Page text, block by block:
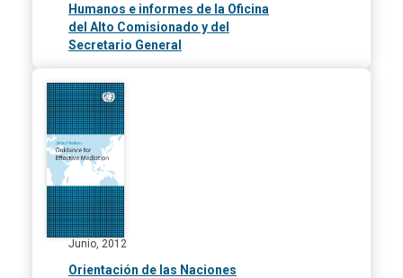
Humanos e informes de la Oficina
del Alto Comisionado y del
Secretario General
Junio, 2012
Orientación de las Naciones